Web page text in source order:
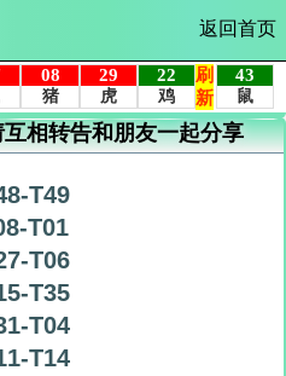
返回首页
相转告和朋友一起分享
T49
T01
T06
T35
T04
T14